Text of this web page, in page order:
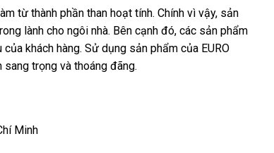
từ thành phần than hoạt tính. Chính vì vậy, sản
lành cho ngôi nhà. Bên cạnh đó, các sản phẩm
khách hàng. Sử dụng sản phẩm của EURO
trọng và thoáng đãng.
Minh